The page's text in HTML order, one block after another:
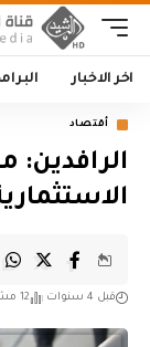
اخر الاخبار
أقتصاد
قبل 4 سنوات 12 مشاهدات